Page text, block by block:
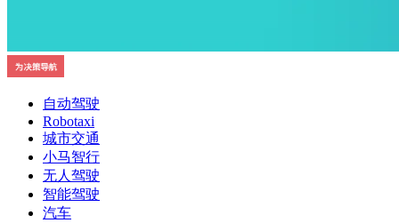
自动驾驶
Robotaxi
城市交通
小马智行
无人驾驶
智能驾驶
汽车